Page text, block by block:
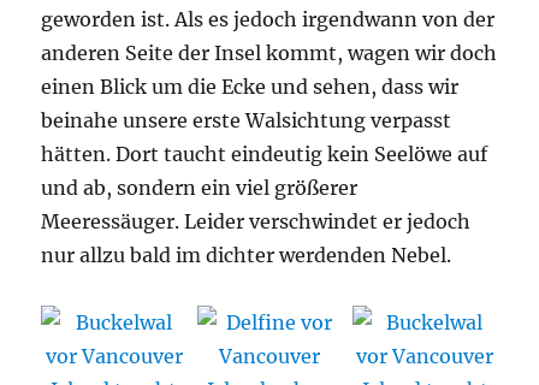
geworden ist. Als es jedoch irgendwann von der
anderen Seite der Insel kommt, wagen wir doch
einen Blick um die Ecke und sehen, dass wir
beinahe unsere erste Walsichtung verpasst
hätten. Dort taucht eindeutig kein Seelöwe auf
und ab, sondern ein viel größerer
Meeressäuger. Leider verschwindet er jedoch
nur allzu bald im dichter werdenden Nebel.